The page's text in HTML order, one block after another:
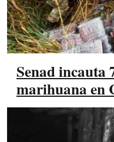
Senad incauta
marihuana en